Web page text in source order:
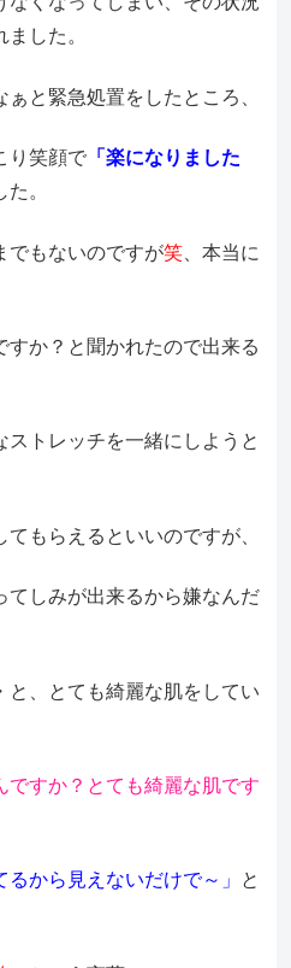
した。
と緊急処置をしたところ、
り笑顔で 「楽になりました
。
でもないのですが笑 、本当に
か？と聞かれたので出来る
トレッチを一緒にしようと
もらえるといいのですが、
てしみが出来るから嫌なんだ
と、とても綺麗な肌をしてい
ですか？とても綺麗な肌です
るから見えないだけで～」
と